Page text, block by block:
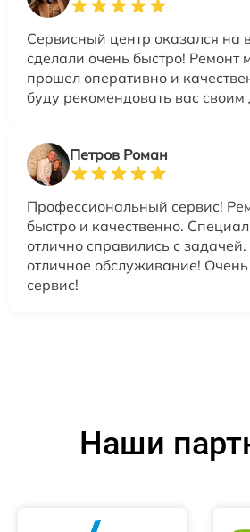
Сервисный центр оказался на
сделали очень быстро! Ремонт
прошел оперативно и
буду рекомендовать вас своим
Петров Роман
Профессиональный сервис!
быстро и качественно.
отлично справились с
отличное обслуживание!
сервис!
Наши